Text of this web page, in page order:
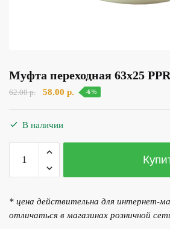
Муфта переходная 63х25 PPR
62.00р.
Первоначальная
58.00 р. Текущая
-6%
В наличии
Количество
товара
Муфта
63х25
PPR
* цена действительна для интернет-
отличаться в магазинах розничной